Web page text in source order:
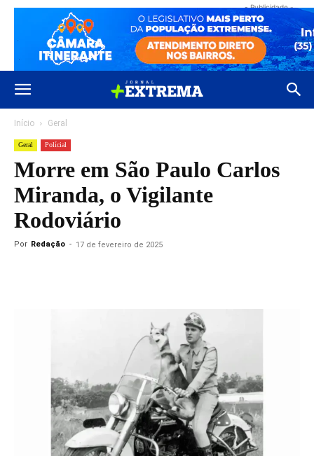
- Publicidade -
Início Geral
Geral Polícial
Morre em São Paulo Carlos
Miranda, o Vigilante
Rodoviário
Por Redação - 17 de fevereiro de 2025